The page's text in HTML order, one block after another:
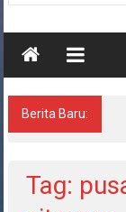
Berita Baru:
Tag: